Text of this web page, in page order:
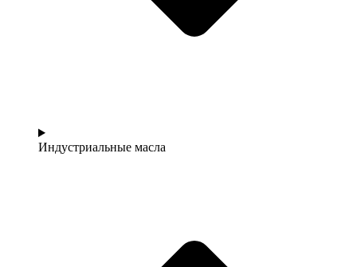
Индустриальные масла